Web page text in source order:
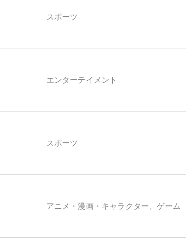
スポーツ
エンターテイメント
スポーツ
アニメ・漫画・キャラクター、ゲーム